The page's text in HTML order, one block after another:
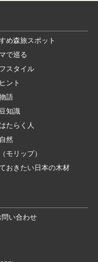
め森旅スポット
で巡る
スタイル
ント
語
知識
たらく人
然
モリップ）
おきたい日本の木材
問い合わせ